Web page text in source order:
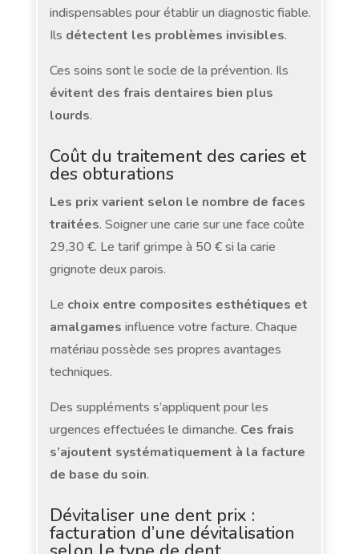
indispensables pour établir un diagnostic fiable.
Ils détectent les problèmes invisibles.
Ces soins sont le socle de la prévention. Ils
évitent des frais dentaires bien plus
lourds.
Coût du traitement des caries et
des obturations
Les prix varient selon le nombre de faces
traitées. Soigner une carie sur une face coûte
29,30 €. Le tarif grimpe à 50 € si la carie
grignote deux parois.
Le choix entre composites esthétiques et
amalgames influence votre facture. Chaque
matériau possède ses propres avantages
techniques.
Des suppléments s’appliquent pour les
urgences effectuées le dimanche. Ces frais
s’ajoutent systématiquement à la facture
de base du soin.
Dévitaliser une dent prix :
facturation d’une dévitalisation